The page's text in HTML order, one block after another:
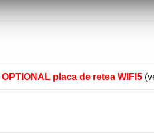
OPTIONAL placa de retea WIFI5